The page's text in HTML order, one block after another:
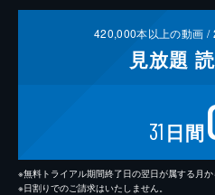
420,000本以上の動画 /
見放題
31 日間
※無料トライアル期間終了日の翌日が属する月か
※日割りでのご請求はいたしません。